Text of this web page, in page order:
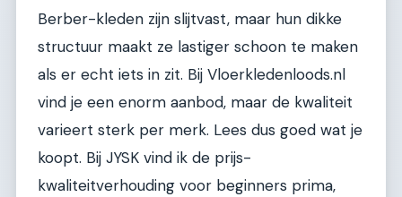
Berber-kleden zijn slijtvast, maar hun dikke
structuur maakt ze lastiger schoon te maken
als er echt iets in zit. Bij Vloerkledenloods.nl
vind je een enorm aanbod, maar de kwaliteit
varieert sterk per merk. Lees dus goed wat je
koopt. Bij JYSK vind ik de prijs-
kwaliteitverhouding voor beginners prima,